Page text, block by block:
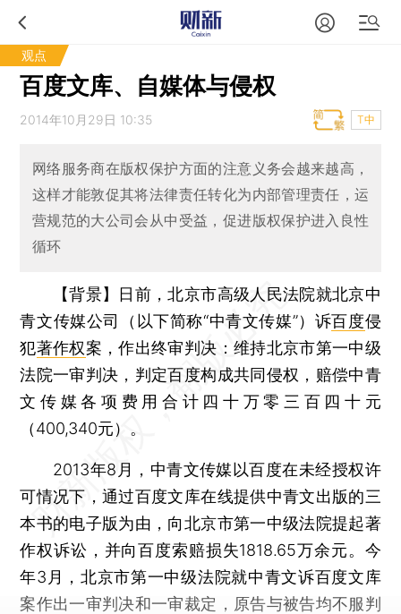
观点
百度文库、自媒体与侵权
2014年10月29日 10:35 T中
网络服务商在版权保护方面的注意义务会越来越高，
这样才能敦促其将法律责任转化为内部管理责任，运
营规范的大公司会从中受益，促进版权保护进入良性
循环
【背景】日前，北京市高级人民法院就北京中
青文传媒公司（以下简称“中青文传媒”）诉百度侵
犯著作权案，作出终审判决：维持北京市第一中级
法院一审判决，判定百度构成共同侵权，赔偿中青
文传媒各项费用合计四十万零三百四十元
（400,340元）。
2013年8月，中青文传媒以百度在未经授权许
可情况下，通过百度文库在线提供中青文出版的三
本书的电子版为由，向北京市第一中级法院提起著
作权诉讼，并向百度索赔损失1818.65万余元。今
年3月，北京市第一中级法院就中青文诉百度文库
案作出一审判决和一审裁定，原告与被告均不服判